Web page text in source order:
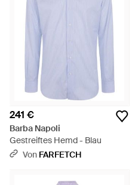
241 €
Barba Napoli
Gestreiftes Hemd - Blau
Von FARFETCH